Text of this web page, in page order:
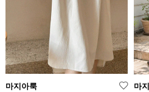
마지아룩 마